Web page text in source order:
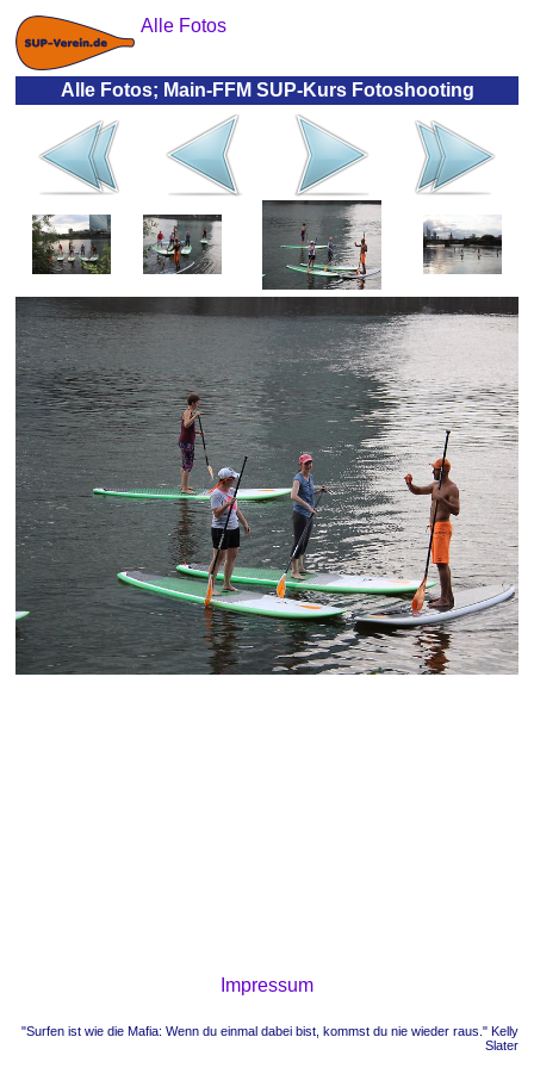
Alle Fotos
Alle Fotos; Main-FFM SUP-Kurs Fotoshooting
Impressum
"Surfen ist wie die Mafia: Wenn du einmal dabei bist, kommst du nie wieder raus." Kelly
Slater